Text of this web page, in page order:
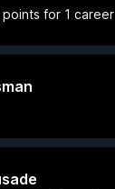
for 1 career